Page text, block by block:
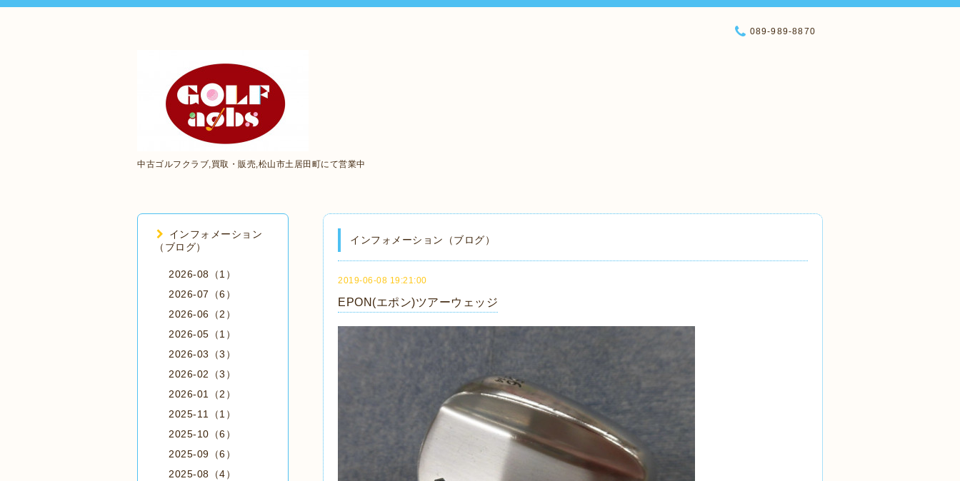
中古ゴルフクラブ,買取・販売,松山市土居田町にて営業中
089-989-8870
インフォメーション（ブログ）
2019-06-08 19:21:00
EPON(エポン)ツアーウェッジ
インフォメーション
（ブログ）
2026-08（1）
2026-07（6）
2026-06（2）
2026-05（1）
2026-03（3）
2026-02（3）
2026-01（2）
2025-11（1）
2025-10（6）
2025-09（6）
2025-08（4）